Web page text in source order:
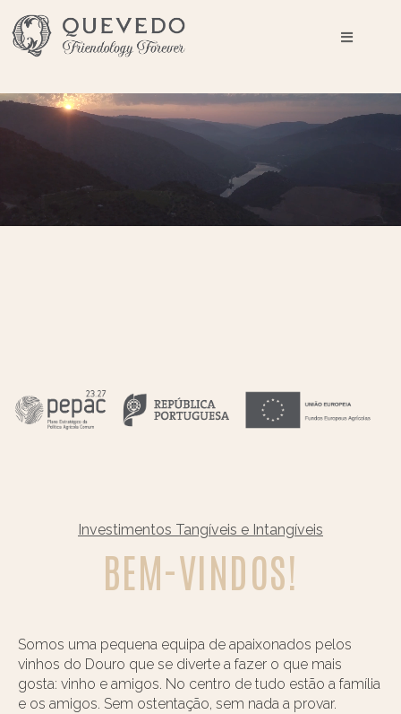
Investimentos Tangíveis e Intangíveis
BEM-VINDOS!
Somos uma pequena equipa de apaixonados pelos
vinhos do Douro que se diverte a fazer o que mais
gosta: vinho e amigos. No centro de tudo estão a família
e os amigos. Sem ostentação, sem nada a provar.